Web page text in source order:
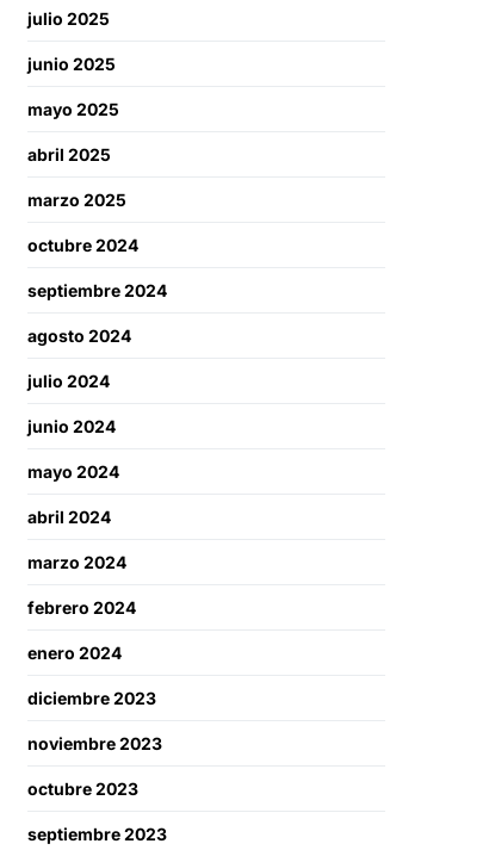
julio 2025
junio 2025
mayo 2025
abril 2025
marzo 2025
octubre 2024
septiembre 2024
agosto 2024
julio 2024
junio 2024
mayo 2024
abril 2024
marzo 2024
febrero 2024
enero 2024
diciembre 2023
noviembre 2023
octubre 2023
septiembre 2023